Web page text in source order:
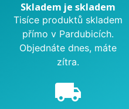
Skladem je skladem
Tisíce produktů skladem
přímo v Pardubicích.
Objednáte dnes, máte
zítra.
local_shipping